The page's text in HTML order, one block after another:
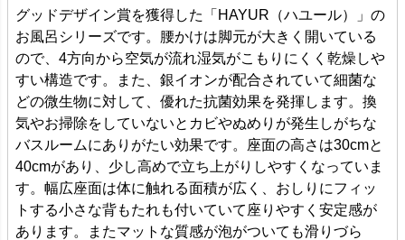
グッドデザイン賞を獲得した「HAYUR（ハユール）」の
お風呂シリーズです。腰かけは脚元が大きく開いている
ので、4方向から空気が流れ湿気がこもりにくく乾燥しや
すい構造です。また、銀イオンが配合されていて細菌な
どの微生物に対して、優れた抗菌効果を発揮します。換
気やお掃除をしていないとカビやぬめりが発生しがちな
バスルームにありがたい効果です。座面の高さは30cmと
40cmがあり、少し高めで立ち上がりしやすくなっていま
す。幅広座面は体に触れる面積が広く、おしりにフィッ
トする小さな背もたれも付いていて座りやすく安定感が
あります。またマットな質感が泡がついても滑りづら